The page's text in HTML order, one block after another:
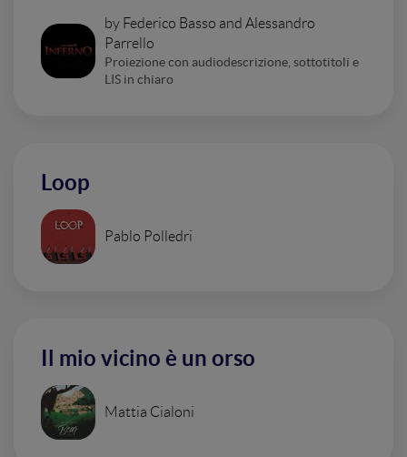
by Federico Basso and Alessandro
Parrello
Proiezione con audiodescrizione, sottotitoli e
LIS in chiaro
Loop
Pablo Polledri
Il mio vicino è un orso
Mattia Cialoni